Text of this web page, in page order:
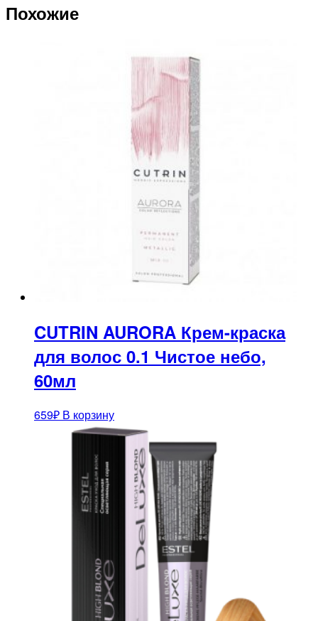
Похожие
CUTRIN AURORA Крем-краска
для волос 0.1 Чистое небо,
60мл
659₽ В корзину